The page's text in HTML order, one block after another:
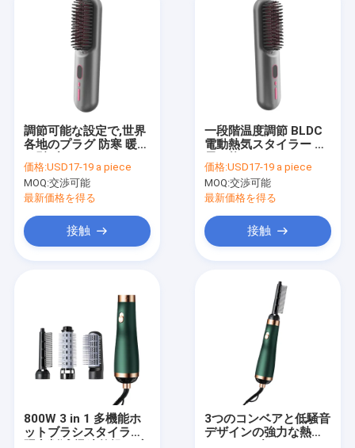
調節可能な設定で,世界
各地のプラグ 防寒 暖か
価格:USD17-19 a piece
MOQ:交渉可能
最新価格を得る
接触
一段階温度調節 BLDC
電動熱気スタイラー 充
価格:USD17-19 a piece
MOQ:交渉可能
最新価格を得る
接触
800W 3 in 1 多機能ホ
ットブラシスタイラー
3つのコンベアと低騒音
デザインの強力な熱気